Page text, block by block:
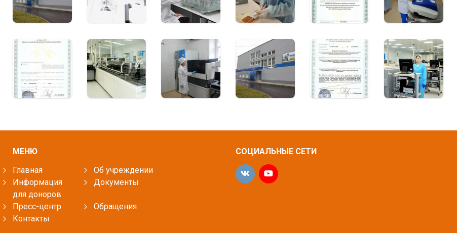
МЕНЮ
Главная
Об учреждении
Информация
для доноров
Документы
Пресс-центр
Обращения
Контакты
СОЦИАЛЬНЫЕ СЕТИ